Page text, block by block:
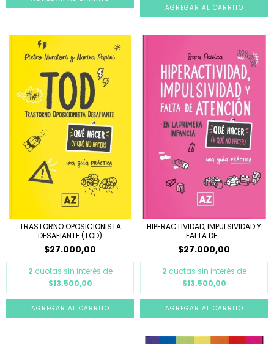
TRASTORNO OPOSICIONISTA
DESAFIANTE (TOD)
$27.000,00
2 cuotas sin interés de
$13.500,00
HIPERACTIVIDAD, IMPULSIVIDAD Y
FALTA DE...
$27.000,00
2 cuotas sin interés de
$13.500,00